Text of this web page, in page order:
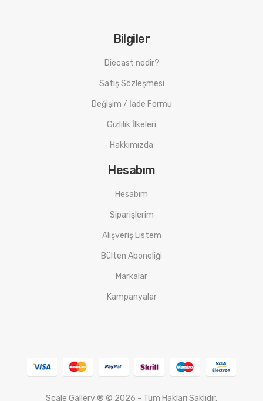
Bilgiler
Diecast nedir?
Satış Sözleşmesi
Değişim / İade Formu
Gizlilik İlkeleri
Hakkımızda
Hesabım
Hesabım
Siparişlerim
Alışveriş Listem
Bülten Aboneliği
Markalar
Kampanyalar
Scale Gallery ® © 2026 - Tüm Hakları Saklıdır.